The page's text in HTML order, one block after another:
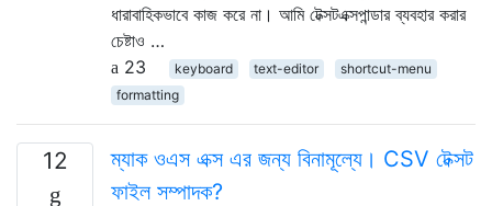
ধারাবাহিকভাবে কাজ করে না। আমি টেক্সটএক্সপান্ডার ব্যবহার করার
চেষ্টাও …
23
keyboard text-editor
shortcut-menu
formatting
12
ম্যাক ওএস এক্স এর জন্য বিনামূল্যে। CSV টেক্সট
ফাইল সম্পাদক?